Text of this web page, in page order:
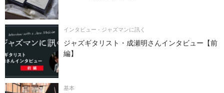
インタビュー - ジャズマンに訊く
ジャズギタリスト・成瀬明さんインタビュー【前
編】
基本